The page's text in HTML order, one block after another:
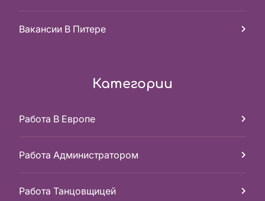
Вакансии В Питере
Категории
Работа В Европе
Работа Администратором
Работа Танцовщицей